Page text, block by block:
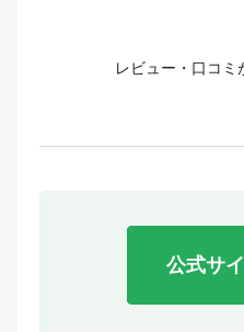
レビュー・口コミ
公式サ